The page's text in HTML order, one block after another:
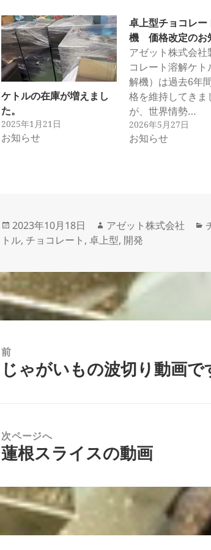
ケトルの在庫が増えまし
た。
2025年1月21日
お知らせ
卓上型チョコレー
機 価格改定のお
アゼット株式会社
コレート溶解ケト
解機）は過去6年
格を維持してきま
が、世界情勢…
2026年5月27日
お知らせ
投
稿
2023年10月18日
作
成
アゼット株式会社
トル, チョコレート ,卓上型, 開発
前
前
じゃがいもの波切り動画で
次ページへ
次
投
稿:
蓮根スライスの動画